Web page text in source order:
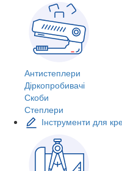
Антистеплери
Діркопробивачі
Скоби
Степлери
Інструменти для